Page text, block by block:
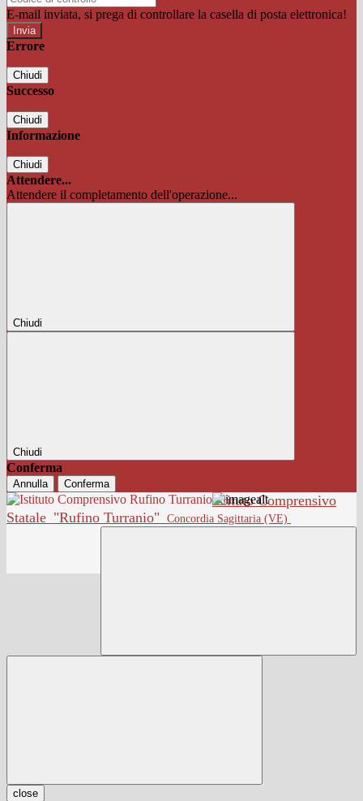
E-mail inviata, si prega di controllare la casella di posta elettronica!
Errore
Chiudi
Successo
Chiudi
Informazione
Chiudi
Attendere...
Attendere il completamento dell'operazione...
Chiudi
Chiudi
Conferma
Annulla Conferma
Istituto Comprensivo
Statale "Rufino Turranio" Concordia Sagittaria (VE)
close